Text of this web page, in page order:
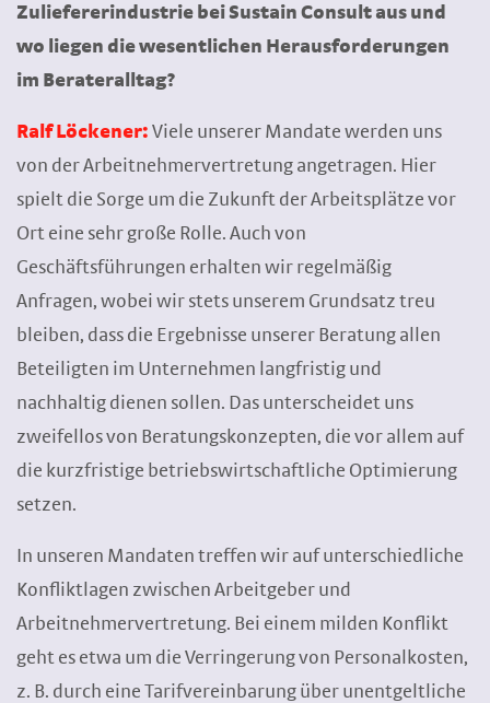
Zuliefererindustrie bei Sustain Consult aus und
wo liegen die wesentlichen Herausforderungen
im Berateralltag?
Ralf Löckener: Viele unserer Mandate werden uns
von der Arbeitnehmervertretung angetragen. Hier
spielt die Sorge um die Zukunft der Arbeitsplätze vor
Ort eine sehr große Rolle. Auch von
Geschäftsführungen erhalten wir regelmäßig
Anfragen, wobei wir stets unserem Grundsatz treu
bleiben, dass die Ergebnisse unserer Beratung allen
Beteiligten im Unternehmen langfristig und
nachhaltig dienen sollen. Das unterscheidet uns
zweifellos von Beratungskonzepten, die vor allem auf
die kurzfristige betriebswirtschaftliche Optimierung
setzen.
In unseren Mandaten treffen wir auf unterschiedliche
Konfliktlagen zwischen Arbeitgeber und
Arbeitnehmervertretung. Bei einem milden Konflikt
geht es etwa um die Verringerung von Personalkosten,
z. B. durch eine Tarifvereinbarung über unentgeltliche